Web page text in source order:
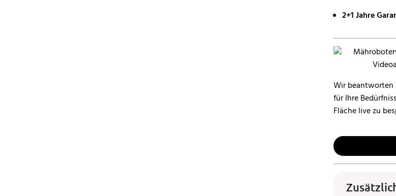
2+1 Jahre
Wir beantworten
für Ihre
Fläche live zu